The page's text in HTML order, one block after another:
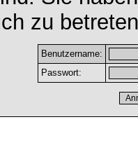
zu
Benutzername:
Passwort: